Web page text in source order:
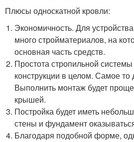
Плюсы односкатной кровли:
Экономичность. Для
много стройматериалов, на
основная часть средств.
Простота стропильной
конструкции в целом. Самое то
Выполнить монтаж будет
крышей.
Постройка будет иметь
стены и фундамент
Благодаря подобной форме,